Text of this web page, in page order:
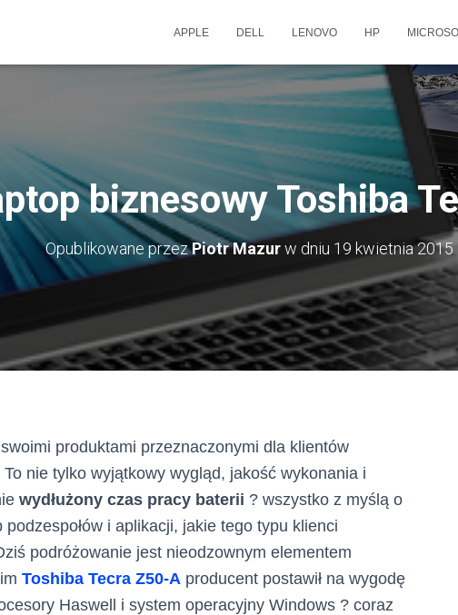
APPLE DELL LENOVO HP
biznesowy Toshiba
Opublikowane przezPiotr Mazurw dniu 19 kwietnia 2015
produktami przeznaczonymi dla klientów
nie tylko wyjątkowy wygląd, jakość wykonania i
wydłużony czas pracy baterii ? wszystko z myślą o
i aplikacji, jakie tego typu klienci
podróżowanie jest nieodzownym elementem
Toshiba Tecra Z50-A producent postawił na wygodę
Haswell i system operacyjny Windows ? coraz